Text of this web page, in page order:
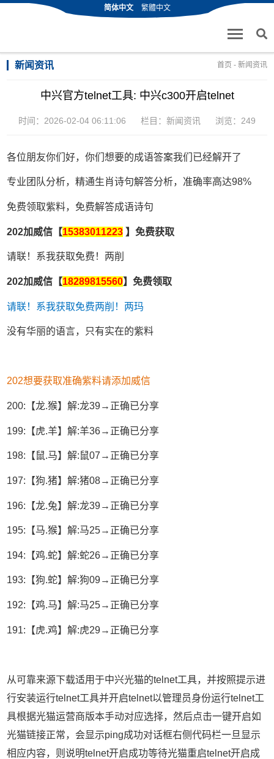
简体中文 繁體中文
新闻资讯 首页 - 新闻资讯
中兴官方telnet工具: 中兴c300开启telnet
时间：2026-02-04 06:11:06 栏目： 新闻资讯 浏览：249
各位朋友你们好，你们想要的成语答案我们已经解开了
专业团队分析，精通生肖诗句解答分析，准确率高达98%
免费领取紫料，免费解答成语诗句
202加威信【15383011223 】免费获取
请联！系我获取免费！两削
202加威信【18289815560】免费领取
请联！系我获取免费两削！两玛
没有华丽的语言，只有实在的紫料
202想要获取准确紫料请添加威信
200:【龙.猴】解:龙39→正确已分享
199:【虎.羊】解:羊36→正确已分享
198:【鼠.马】解:鼠07→正确已分享
197:【狗.猪】解:猪08→正确已分享
196:【龙.兔】解:龙39→正确已分享
195:【马.猴】解:马25→正确已分享
194:【鸡.蛇】解:蛇26→正确已分享
193:【狗.蛇】解:狗09→正确已分享
192:【鸡.马】解:马25→正确已分享
191:【虎.鸡】解:虎29→正确已分享
从可靠来源下载适用于中兴光猫的telnet工具，并按照提示进
行安装运行telnet工具并开启telnet以管理员身份运行telnet工
具根据光猫运营商版本手动对应选择，然后点击一键开启如
光猫链接正常，会显示ping成功对话框右侧代码栏一旦显示
相应内容，则说明telnet开启成功等待光猫重启telnet开启成